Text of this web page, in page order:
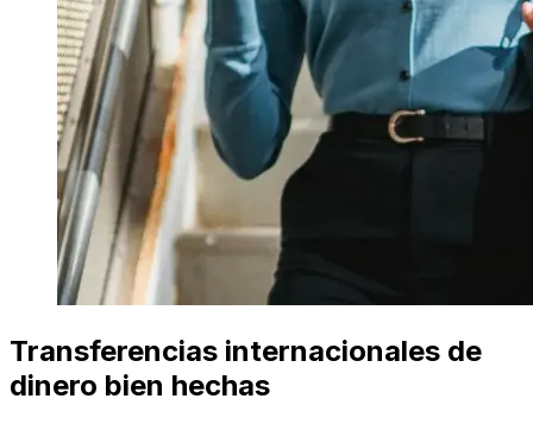
Transferencias internacionales de
dinero bien hechas